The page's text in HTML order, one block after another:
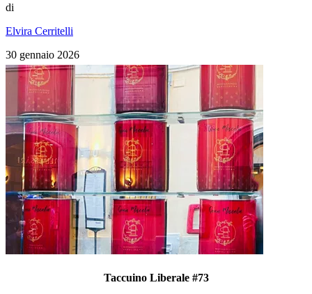
di
Elvira Cerritelli
30 gennaio 2026
Taccuino Liberale #73